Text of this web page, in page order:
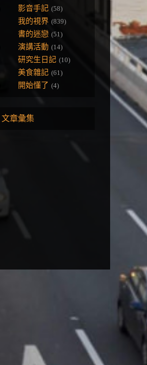
影音手記 (58)
我的視界 (839)
書的迷戀 (51)
演講活動 (14)
研究生日記 (10)
美食雜記 (61)
開始懂了 (4)
文章彙集